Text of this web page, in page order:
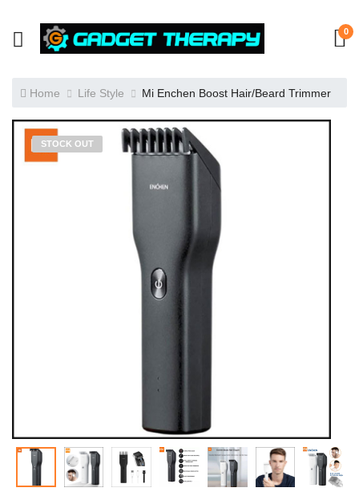
0
Home Life Style Mi Enchen Boost Hair/Beard Trimmer
STOCK OUT